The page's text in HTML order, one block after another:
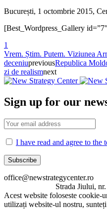
București, 1 octombrie 2015,
[Best_Wordpress_Gallery
1
Vrem. Știm. Putem. Viziunea
deceniupreviousRepublica
zi de realismnext
Sign up for our
I have read and agree to the
Strada Jiului, nr. 133,
Acest website foloseste cookie-
utilizați website-ul nostru,